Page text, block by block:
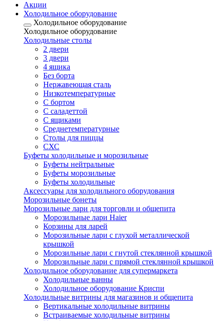
Почта:
horeca18@mail.ru
horeca.e@mail.ru
Акции
Холодильное оборудование
Холодильное оборудование
Холодильное оборудование
Холодильные столы
2 двери
3 двери
4 ящика
Без борта
Нержавеющая сталь
Низкотемпературные
С бортом
С саладеттой
С ящиками
Среднетемпературные
Столы для пиццы
СХС
Буфеты холодильные и морозильные
Буфеты нейтральные
Буфеты морозильные
Буфеты холодильные
Аксессуары для холодильного оборудования
Морозильные бонеты
Морозильные лари для торговли и общепита
Морозильные лари Haier
Корзины для ларей
Морозильные лари с глухой металлической
крышкой
Морозильные лари с гнутой стеклянной крышкой
Морозильные лари с прямой стеклянной крышкой
Холодильное оборудование для супермаркета
Холодильные ванны
Холодильное оборудование Криспи
Холодильные витрины для магазинов и общепита
Вертикальные холодильные витрины
Встраиваемые холодильные витрины